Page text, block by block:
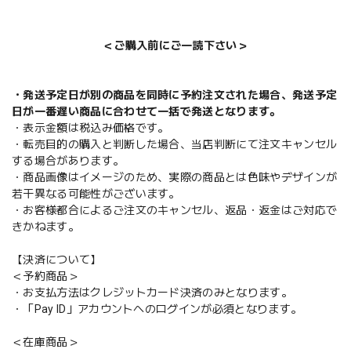
＜ご購入前にご一読下さい＞
・発送予定日が別の商品を同時に予約注文された場合、発送予定
日が一番遅い商品に合わせて一括で発送となります。
・表示金額は税込み価格です。
・転売目的の購入と判断した場合、当店判断にて注文キャンセル
する場合があります。
・商品画像はイメージのため、実際の商品とは色味やデザインが
若干異なる可能性がございます。
・お客様都合によるご注文のキャンセル、返品・返金はご対応で
きかねます。
【決済について】
＜予約商品＞
・お支払方法はクレジットカード決済のみとなります。
・「Pay ID」アカウントへのログインが必須となります。
＜在庫商品＞